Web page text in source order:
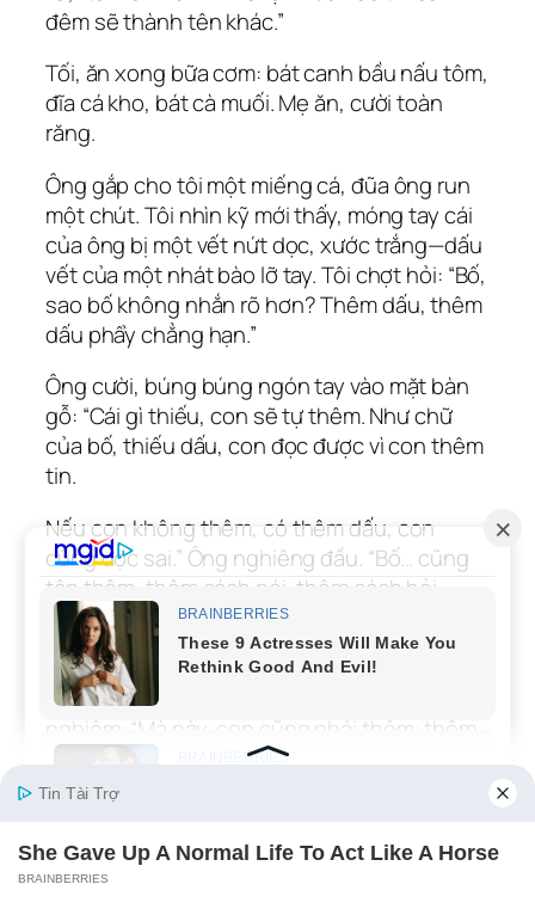
đêm sẽ thành tên khác.”
Tối, ăn xong bữa cơm: bát canh bầu nấu tôm,
đĩa cá kho, bát cà muối. Mẹ ăn, cười toàn
răng.
Ông gắp cho tôi một miếng cá, đũa ông run
một chút. Tôi nhìn kỹ mới thấy, móng tay cái
của ông bị một vết nứt dọc, xước trắng—dấu
vết của một nhát bào lỡ tay. Tôi chợt hỏi: “Bố,
sao bố không nhắn rõ hơn? Thêm dấu, thêm
dấu phẩy chẳng hạn.”
Ông cười, búng búng ngón tay vào mặt bàn
gỗ: “Cái gì thiếu, con sẽ tự thêm. Như chữ
của bố, thiếu dấu, con đọc được vì con thêm
tin.
Nếu con không thêm, có thêm dấu, con
cũng đọc sai.” Ông nghiêng đầu. “Bố… cũng
tập thêm: thêm cách nói, thêm cách hỏi,
thêm cách đứng gần hơn một chút mà không
làm con thấy áp lực.”
Mẹ đặt bát xuống, nhìn tôi, giọng bỗng
nghiêm: “Mà này, con cũng phải thêm: thêm
một tiếng gọi.”
Tôi uống ngụm nước, mỉm cười: “Bố.” Tôi gọi.
Từ “bố” bật ra, không móc gai, không đè
nặng; nó lăn qua lưỡi như hạt phượng rơi